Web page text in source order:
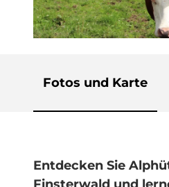
Fotos und Karte
Entdecken Sie